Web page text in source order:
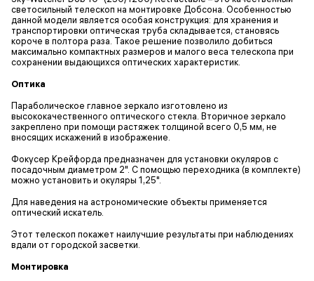
светосильный телескоп на монтировке Добсона. Особенностью
данной модели является особая конструкция: для хранения и
транспортировки оптическая труба складывается, становясь
короче в полтора раза. Такое решение позволило добиться
максимально компактных размеров и малого веса телескопа при
сохранении выдающихся оптических характеристик.
Оптика
Параболическое главное зеркало изготовлено из
высококачественного оптического стекла. Вторичное зеркало
закреплено при помощи растяжек толщиной всего 0,5 мм, не
вносящих искажений в изображение.
Фокусер Крейфорда предназначен для установки окуляров с
посадочным диаметром 2". С помощью переходника (в комплекте)
можно установить и окуляры 1,25".
Для наведения на астрономические объекты применяется
оптический искатель.
Этот телескоп покажет наилучшие результаты при наблюдениях
вдали от городской засветки.
Монтировка